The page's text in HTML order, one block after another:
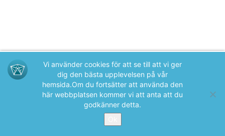
Vi använder cookies för att se till att vi ger
dig den bästa upplevelsen på vår
hemsida.Om du fortsätter att använda den
här webbplatsen kommer vi att anta att du
godkänner detta.